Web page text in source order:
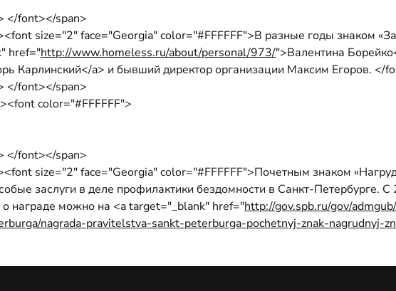
</font></span>
size="2" face="Georgia" color="#FFFFFF">В разные годы знаком
href="http://www.homeless.ru/about/personal/973/">Валентина
Карлинский</a> и бывший директор организации Максим Егоров. </
</font></span>
color="#FFFFFF">
</font></span>
size="2" face="Georgia" color="#FFFFFF">Почетным знаком
заслуги в деле профилактики бездомности в Санкт-Петербурге. С
награде можно на <a target="_blank" href="http://gov.spb.ru/gov/
nagrada-pravitelstva-sankt-peterburga-pochetnyj-znak-nagrudnyj-